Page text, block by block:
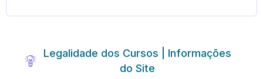
Legalidade dos Cursos | Informações
do Site